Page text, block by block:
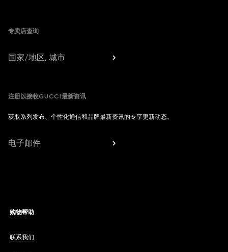
专卖店查询
国家/地区, 城市
注册以接收GUCCI最新资讯
获取系列发布、个性化通信和品牌最新资讯的专享更新动态。
电子邮件
购物帮助
联系我们